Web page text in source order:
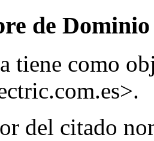
de
tiene como
del citado